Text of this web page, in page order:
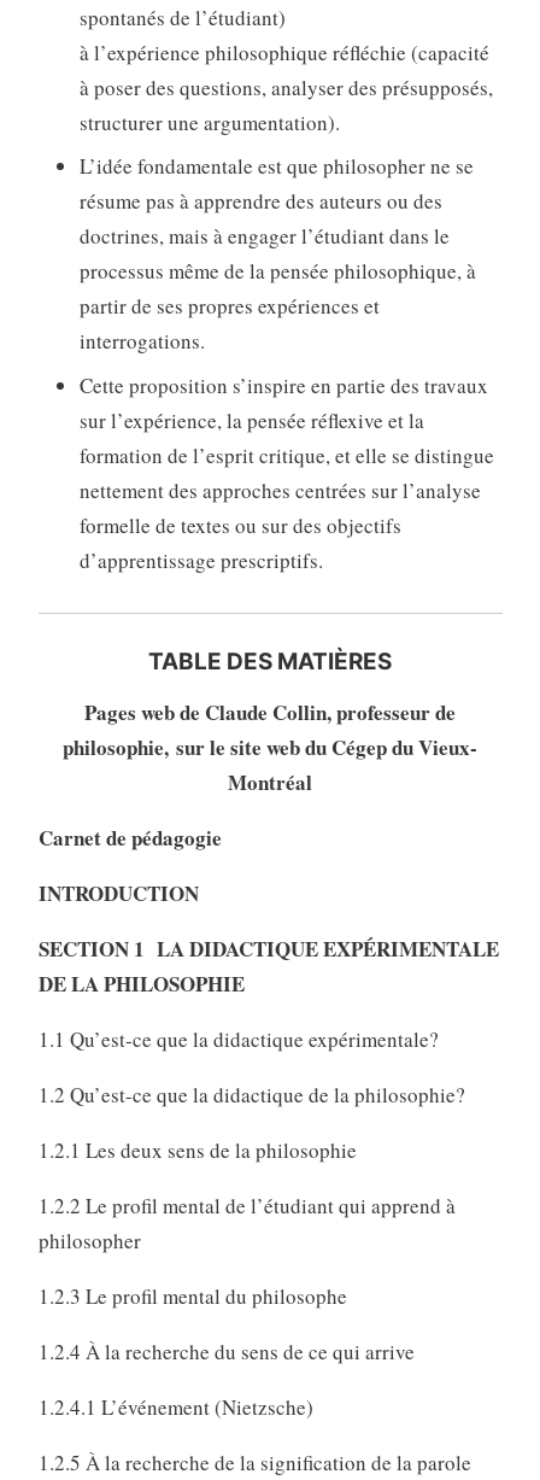
spontanés de l’étudiant)
à l’expérience philosophique réfléchie (capacité
à poser des questions, analyser des présupposés,
structurer une argumentation).
L’idée fondamentale est que philosopher ne se
résume pas à apprendre des auteurs ou des
doctrines, mais à engager l’étudiant dans le
processus même de la pensée philosophique, à
partir de ses propres expériences et
interrogations.
Cette proposition s’inspire en partie des travaux
sur l’expérience, la pensée réflexive et la
formation de l’esprit critique, et elle se distingue
nettement des approches centrées sur l’analyse
formelle de textes ou sur des objectifs
d’apprentissage prescriptifs.
TABLE DES MATIÈRES
Pages web de Claude Collin, professeur de
philosophie, sur le site web du Cégep du Vieux-
Montréal
Carnet de pédagogie
INTRODUCTION
SECTION 1 LA DIDACTIQUE EXPÉRIMENTALE
DE LA PHILOSOPHIE
1.1 Qu’est-ce que la didactique expérimentale?
1.2 Qu’est-ce que la didactique de la philosophie?
1.2.1 Les deux sens de la philosophie
1.2.2 Le profil mental de l’étudiant qui apprend à
philosopher
1.2.3 Le profil mental du philosophe
1.2.4 À la recherche du sens de ce qui arrive
1.2.4.1 L’événement (Nietzsche)
1.2.5 À la recherche de la signification de la parole